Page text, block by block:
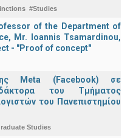
#Studies
of the Department of
Mr. Ioannis Tsamardinou,
- "Proof of concept"
Meta (Facebook) σε
του Τμήματος
του Πανεπιστημίου
Studies